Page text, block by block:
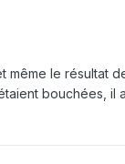
même le résultat
bouchées, il